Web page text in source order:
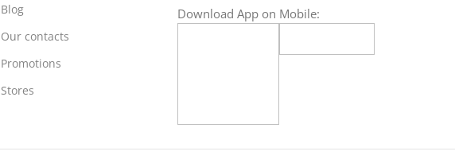
Blog
Our contacts
Promotions
Stores
Download App on Mobile: